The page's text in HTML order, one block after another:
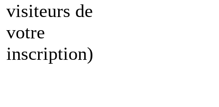
visiteurs de
votre
inscription)